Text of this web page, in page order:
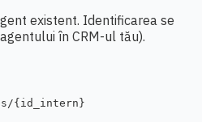
existent. Identificarea se
în CRM-ul tău).
{id_intern}